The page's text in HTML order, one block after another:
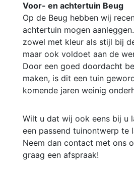
Voor- en achtertuin Beug
Op de Beug hebben wij
achtertuin mogen
zowel met kleur als stijl bij
maar ook voldoet aan de
Door een goed doordacht
maken, is dit een tuin
komende jaren weinig
Wilt u dat wij ook eens bij u
een passend tuinontwerp te
Neem dan contact met ons
graag een afspraak!